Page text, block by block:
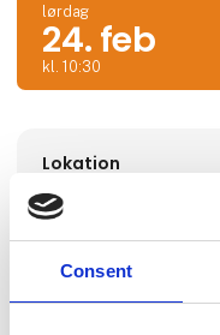
Consent
lørdag
24. feb
kl. 10:30
Lokation
Hal M/Lokale M26
Eventet udbydes af: